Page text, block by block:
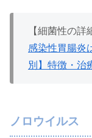
【細菌性の詳
感染性胃腸炎
別】特徴・治
ノロウイルス